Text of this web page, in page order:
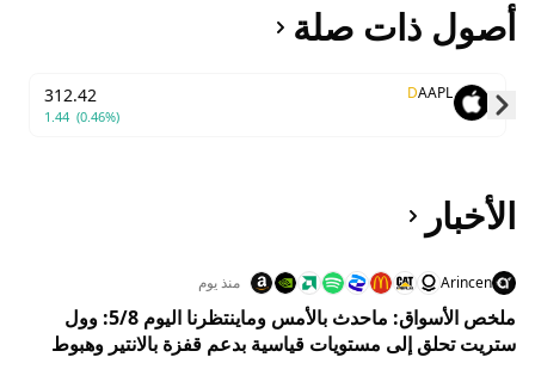
أصول ذات صلة
AAPL
D
312.42
1.44 (0.46%)
الأخبار
Arincen منذ يوم
ملخص الأسواق: ماحدث بالأمس وماينتظرنا اليوم 5/8: وول
ستريت تحلق إلى مستويات قياسية بدعم قفزة بالانتير وهبوط